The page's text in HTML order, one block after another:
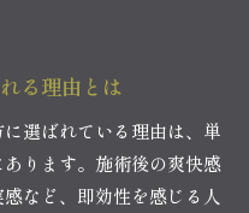
る理由とは
選ばれている理由は、単
ります。施術後の爽快感
など、即効性を感じる人